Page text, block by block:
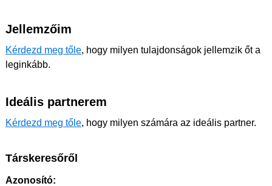
Jellemzőim
Kérdezd meg tőle, hogy milyen tulajdonságok jellemzik őt a
leginkább.
Ideális partnerem
Kérdezd meg tőle, hogy milyen számára az ideális partner.
Társkeresőről
Azonosító: